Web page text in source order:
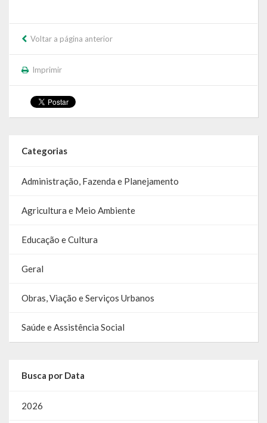
Contas Públicas
Demonstrativos Contábeis
Prestação de Contas
Leis Orçamentárias
Leis e Decretos
RREO
Publicações Diversas
Eleições Conselho Tutelar
Transparência
Portal da Transparência
Voltar a página anterior
Imprimir
Categorias
Administração, Fazenda e Planejamento
Agricultura e Meio Ambiente
Educação e Cultura
Geral
Obras, Viação e Serviços Urbanos
Saúde e Assistência Social
Busca por Data
2026